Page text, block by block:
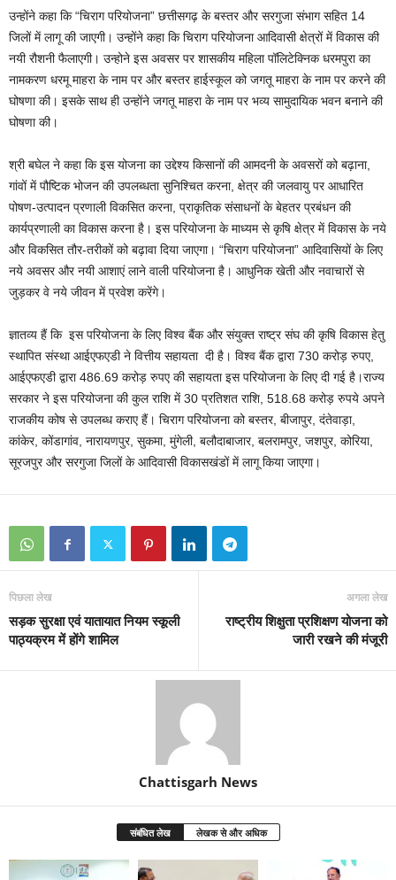
उन्होंने कहा कि “चिराग परियोजना” छत्तीसगढ़ के बस्तर और सरगुजा संभाग सहित 14
जिलों में लागू की जाएगी। उन्होंने कहा कि चिराग परियोजना आदिवासी क्षेत्रों में विकास की
नयी रौशनी फैलाएगी। उन्होने इस अवसर पर शासकीय महिला पॉलिटेक्निक धरमपुरा का
नामकरण धरमू माहरा के नाम पर और बस्तर हाईस्कूल को जगतू माहरा के नाम पर करने की
घोषणा की। इसके साथ ही उन्होंने जगतू माहरा के नाम पर भव्य सामुदायिक भवन बनाने की
घोषणा की।
श्री बघेल ने कहा कि इस योजना का उद्देश्य किसानों की आमदनी के अवसरों को बढ़ाना,
गांवों में पौष्टिक भोजन की उपलब्धता सुनिश्चित करना, क्षेत्र की जलवायु पर आधारित
पोषण-उत्पादन प्रणाली विकसित करना, प्राकृतिक संसाधनों के बेहतर प्रबंधन की
कार्यप्रणाली का विकास करना है। इस परियोजना के माध्यम से कृषि क्षेत्र में विकास के नये
और विकसित तौर-तरीकों को बढ़ावा दिया जाएगा। “चिराग परियोजना” आदिवासियों के लिए
नये अवसर और नयी आशाएं लाने वाली परियोजना है। आधुनिक खेती और नवाचारों से
जुड़कर वे नये जीवन में प्रवेश करेंगे।
ज्ञातव्य हैं कि इस परियोजना के लिए विश्व बैंक और संयुक्त राष्ट्र संघ की कृषि विकास हेतु
स्थापित संस्था आईएफएडी ने वित्तीय सहायता दी है। विश्व बैंक द्वारा 730 करोड़ रुपए,
आईएफएडी द्वारा 486.69 करोड़ रुपए की सहायता इस परियोजना के लिए दी गई है।राज्य
सरकार ने इस परियोजना की कुल राशि में 30 प्रतिशत राशि, 518.68 करोड़ रुपये अपने
राजकीय कोष से उपलब्ध कराए हैं। चिराग परियोजना को बस्तर, बीजापुर, दंतेवाड़ा,
कांकेर, कोंडागांव, नारायणपुर, सुकमा, मुंगेली, बलौदाबाजार, बलरामपुर, जशपुर, कोरिया,
सूरजपुर और सरगुजा जिलों के आदिवासी विकासखंडों में लागू किया जाएगा।
पिछला लेख
सड़क सुरक्षा एवं यातायात नियम स्कूली
पाठ्यक्रम में होंगे शामिल
अगला लेख
राष्ट्रीय शिक्षुता प्रशिक्षण योजना को
जारी रखने की मंजूरी
Chattisgarh News
संबंधित लेख लेखक से और अधिक